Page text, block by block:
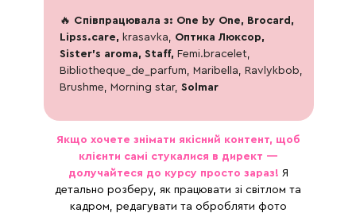
Якщо хочете знімати якісний контент, щоб
клієнти самі стукалися в директ —
долучайтеся до курсу просто зараз! Я
детально розберу, як працювати зі світлом та
кадром, редагувати та обробляти фото
🔥 Співпрацювала з: One by One, Brocard,
Lipss.care, krasavka, Оптика Люксор,
Sister’s aroma, Staff, Femi.bracelet,
Bibliotheque_de_parfum, Maribella, Ravlykbob,
Brushme, Morning star, Solmar